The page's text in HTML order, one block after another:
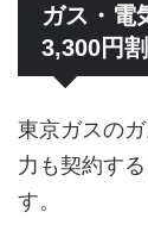
ガス・電
3,300円
東京ガスの
力も契約す
す。